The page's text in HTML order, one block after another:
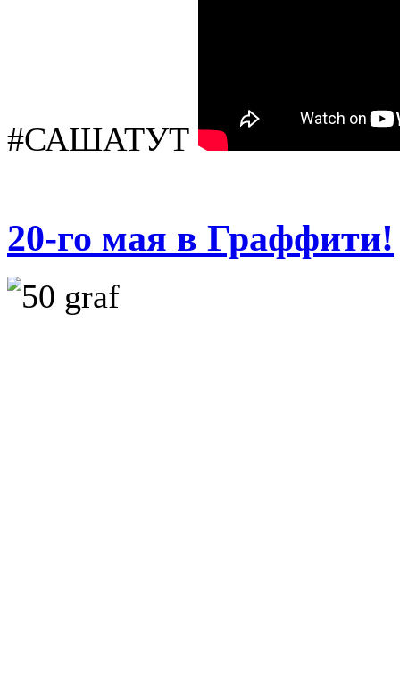
#САШАТУТ
20-го мая в Граффити!